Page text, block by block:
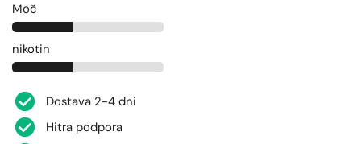
Moč
nikotin
Dostava 2-4 dni
Hitra podpora